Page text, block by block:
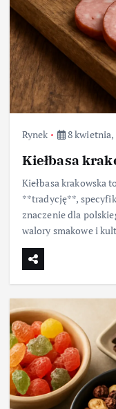
Rynek 8 kwietnia,
Kiełbasa
Kiełbasa krakowska
**tradycję**,
znaczenie dla
walory smakowe i